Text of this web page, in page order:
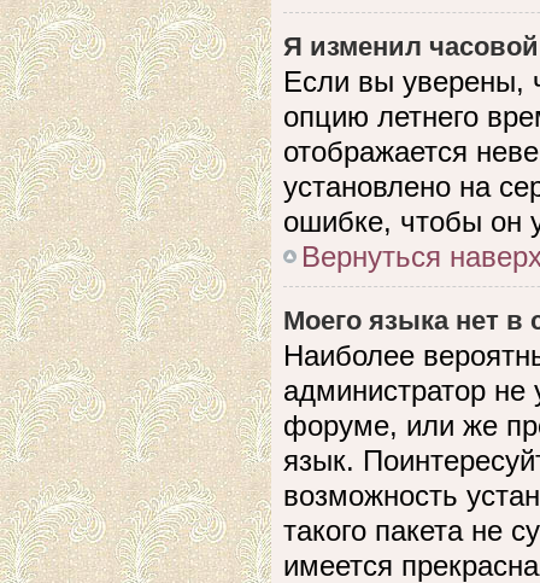
Я изменил
Если вы уверены,
опцию летнего
отображается
установлено на
ошибке, чтобы он
Вернуться
Моего языка нет в
Наиболее
администратор не
форуме, или же
язык.
возможность
такого пакета не
имеется